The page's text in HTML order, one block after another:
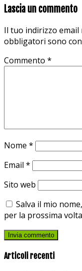
Lascia un commento
Il tuo indirizzo
obbligatori sono
Commento *
Nome *
Email *
Sito web
Salva il mio
per la prossima
Articoli recenti